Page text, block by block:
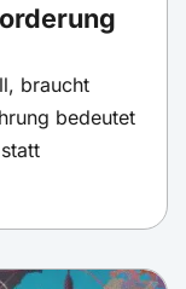
braucht
bedeutet